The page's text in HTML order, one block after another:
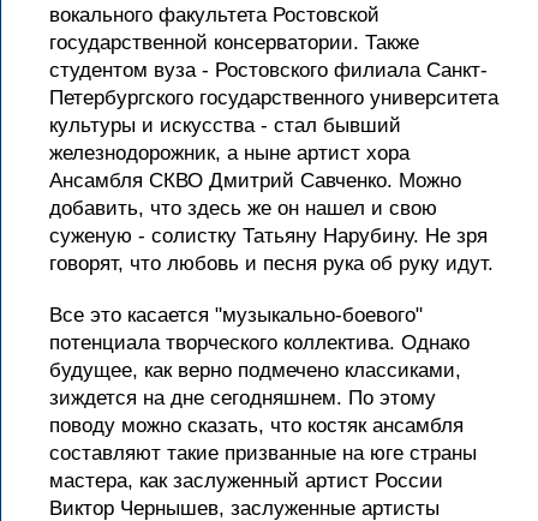
вокального факультета Ростовской
государственной консерватории. Также
студентом вуза - Ростовского филиала Санкт-
Петербургского государственного университета
культуры и искусства - стал бывший
железнодорожник, а ныне артист хора
Ансамбля СКВО Дмитрий Савченко. Можно
добавить, что здесь же он нашел и свою
суженую - солистку Татьяну Нарубину. Не зря
говорят, что любовь и песня рука об руку идут.
Все это касается "музыкально-боевого"
потенциала творческого коллектива. Однако
будущее, как верно подмечено классиками,
зиждется на дне сегодняшнем. По этому
поводу можно сказать, что костяк ансамбля
составляют такие призванные на юге страны
мастера, как заслуженный артист России
Виктор Чернышев, заслуженные артисты